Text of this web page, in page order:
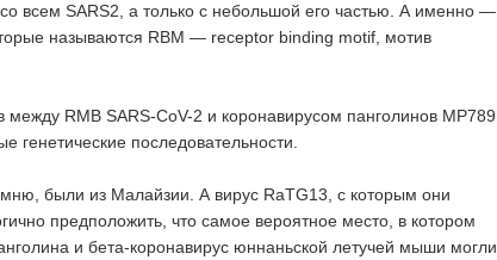
всем SARS2, а только с небольшой его частью. А именно —
называются RBM — receptor binding motif, мотив
между RMB SARS-CoV-2 и коронавирусом панголинов MP789
генетические последовательности.
были из Малайзии. А вирус RaTG13, с которым они
предположить, что самое вероятное место, в котором
и бета-коронавирус юннаньской летучей мыши могли